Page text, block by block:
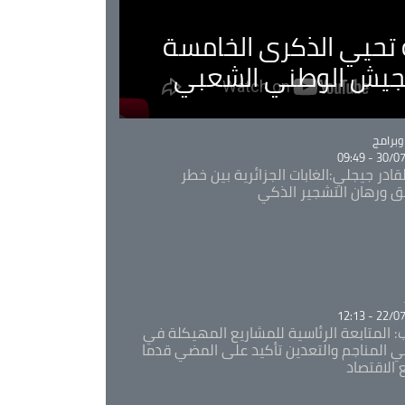
تحيي الذكرى الخامسة
الوطني الشعبي
30/07/
جيجلي:الغابات الجزائرية بين خطر
ورهان التشجير الذكي
22/07/
المتابعة الرئاسية للمشاريع المهيكلة في
المناجم والتعدين تأكيد على المضي قدما
الاقتصاد